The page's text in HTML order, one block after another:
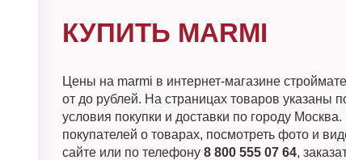
КУПИТЬ MARMI
Цены на marmi в интернет-магазине
от до рублей. На страницах товаров указаны
условия покупки и доставки по городу
покупателей о товарах, посмотреть фото и
сайте или по телефону 8 800 555 07 64,